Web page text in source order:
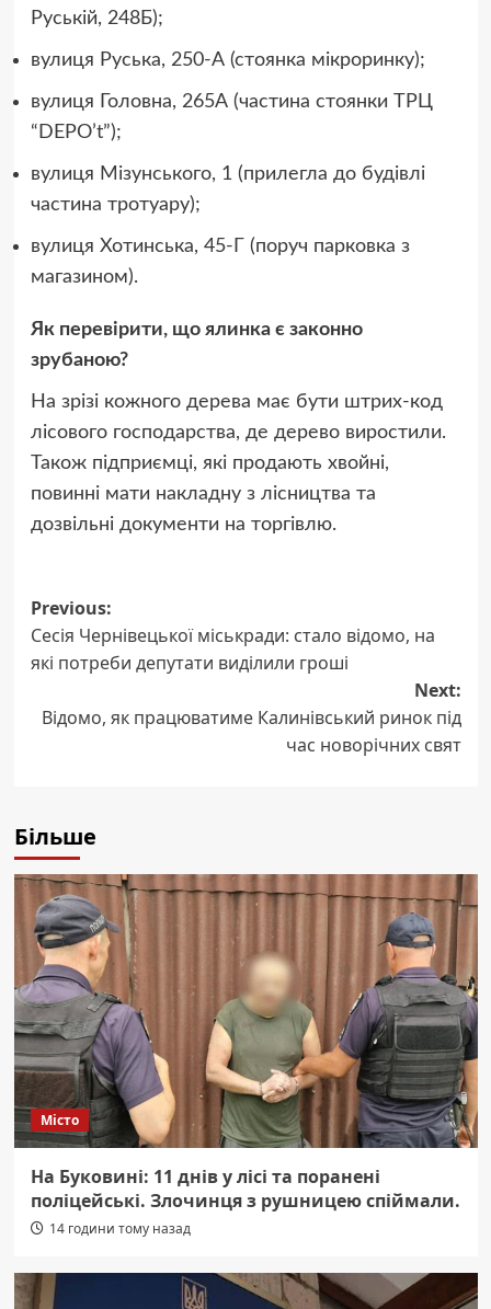
Руській, 248Б);
вулиця Руська, 250-А (стоянка мікроринку);
вулиця Головна, 265А (частина стоянки ТРЦ
“DEPO’t”);
вулиця Мізунського, 1 (прилегла до будівлі
частина тротуару);
вулиця Хотинська, 45-Г (поруч парковка з
магазином).
Як перевірити, що ялинка є законно
зрубаною?
На зрізі кожного дерева має бути штрих-код
лісового господарства, де дерево виростили.
Також підприємці, які продають хвойні,
повинні мати накладну з лісництва та
дозвільні документи на торгівлю.
Post
navigation
Previous:
Сесія Чернівецької міськради: стало відомо, на
які потреби депутати виділили гроші
Next:
Відомо, як працюватиме Калинівський ринок під
час новорічних свят
Більше
Місто
На Буковині: 11 днів у лісі та поранені
поліцейські. Злочинця з рушницею спіймали.
14 години тому назад